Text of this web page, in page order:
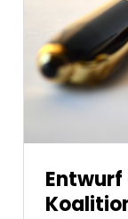
Entwurf